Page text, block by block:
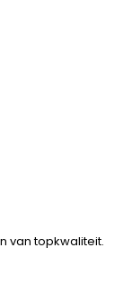
van topkwaliteit.